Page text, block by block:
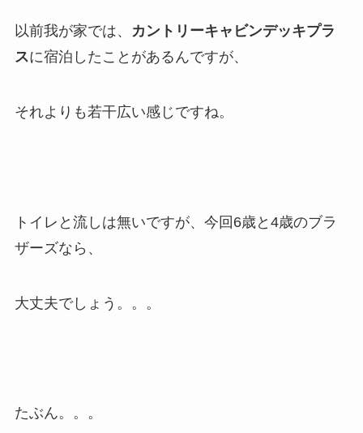
以前我が家では、
カントリーキャビンデッキプラ
スに宿泊したことがあるんですが、
それよりも若干広い感じですね。
トイレと流しは無いですが、今回6歳と4歳のブラ
ザーズなら、
大丈夫でしょう。。。
たぶん。。。